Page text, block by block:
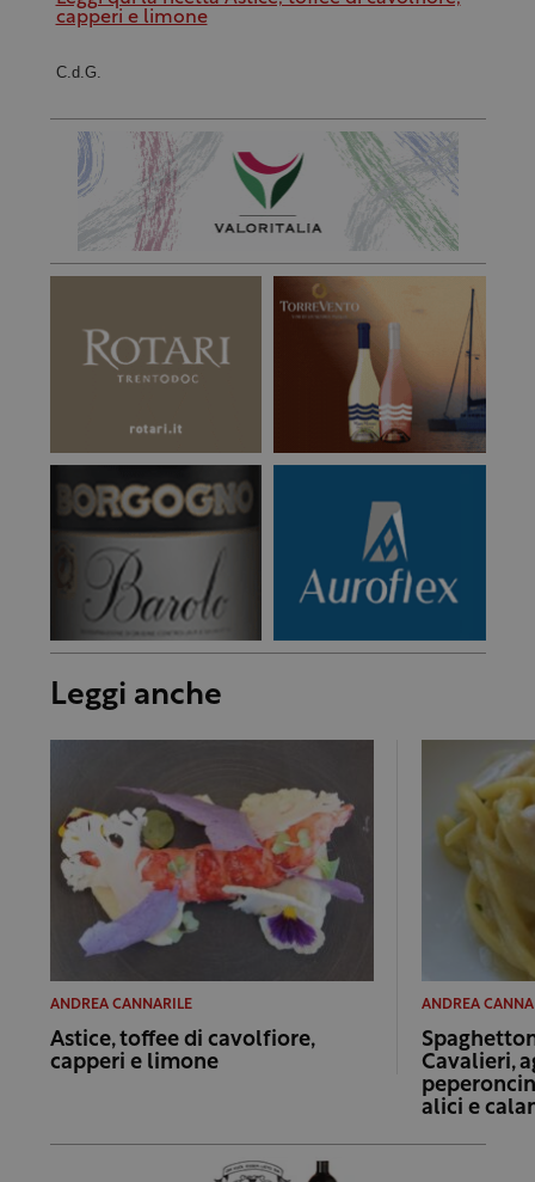
capperi e limone
C.d.G.
Leggi anche
ANDREA CANNARILE
Astice, toffee di cavolfiore,
capperi e limone
ANDREA
Cavalieri,
alici e